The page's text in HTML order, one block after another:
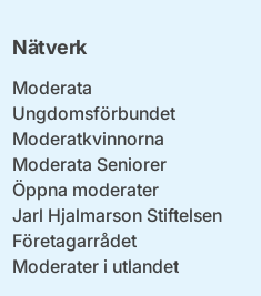
Nätverk
Moderata
Ungdomsförbundet
Moderatkvinnorna
Moderata Seniorer
Öppna moderater
Jarl Hjalmarson Stiftelsen
Företagarrådet
Moderater i utlandet